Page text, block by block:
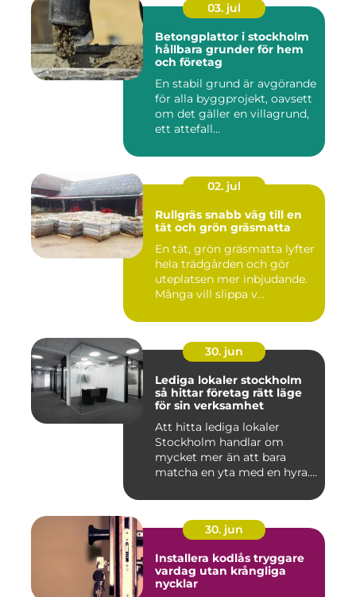
03. jul
Betongplattor i stockholm
hållbara grunder för hem
och företag
En stabil grund är avgörande
för alla byggprojekt, oavsett
om det gäller en villagrund,
ett attefall...
02. jul
Rullgräs snabb väg till en
tät och grön gräsmatta
En tät, grön gräsmatta lyfter
hela trädgården och gör
uteplatsen mer inbjudande.
Många vill slippa v...
30. jun
Lediga lokaler stockholm
så hittar företag rätt läge
för sin verksamhet
Att hitta lediga lokaler
Stockholm handlar om
mycket mer än att bara
matcha en yta med en hyra.
30. jun
Installera kodlås tryggare
vardag utan krångliga
nycklar